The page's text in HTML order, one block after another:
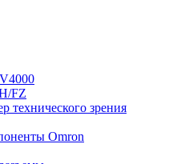
FZ
технического зрения
Omron